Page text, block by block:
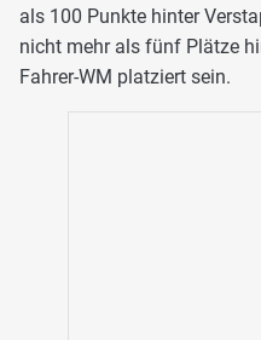
als 100 Punkte hinter
nicht mehr als fünf Plätze
Fahrer-WM platziert sein.